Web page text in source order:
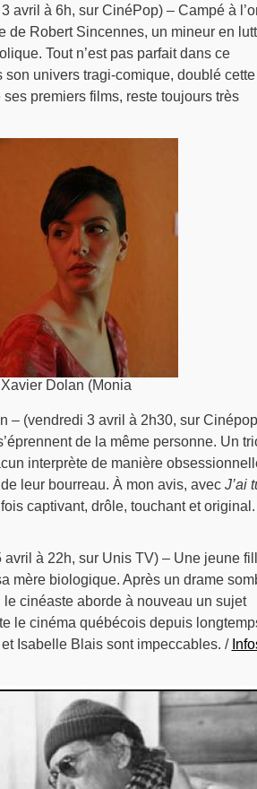
avril à 6h, sur CinéPop) – Campé à
de Robert Sincennes, un mineur en
Tout n’est pas parfait dans ce
univers tragi-comique, doublé
premiers films, reste toujours très
Dolan (Monia
– (vendredi 3 avril à 2h30, sur
de la même personne. Un
interprète de manière
leur bourreau. À mon avis, avec J’ai
captivant, drôle, touchant et original.
à 22h, sur Unis TV) – Une jeune
mère biologique. Après un drame
le cinéaste aborde à nouveau un sujet
le cinéma québécois depuis
Isabelle Blais sont impeccables. /